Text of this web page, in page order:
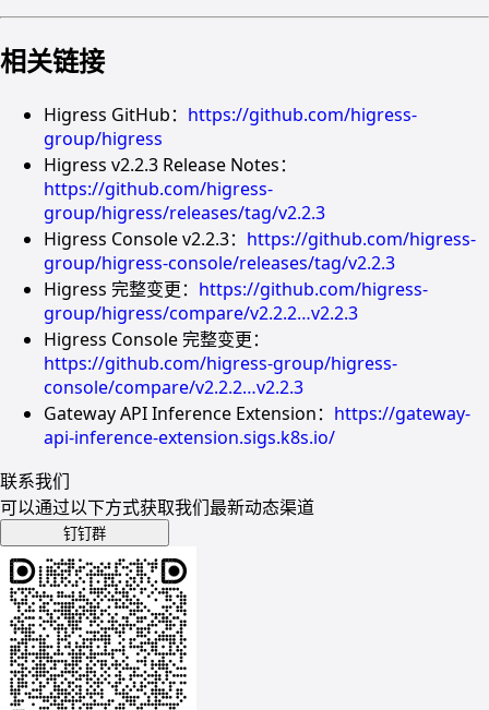
相关链接
Higress GitHub： https://github.com/higress-
group/higress
Higress v2.2.3 Release Notes：
https://github.com/higress-
group/higress/releases/tag/v2.2.3
Higress Console v2.2.3： https://github.com/higress-
group/higress-console/releases/tag/v2.2.3
Higress 完整变更： https://github.com/higress-
group/higress/compare/v2.2.2…v2.2.3
Higress Console 完整变更：
https://github.com/higress-group/higress-
console/compare/v2.2.2…v2.2.3
Gateway API Inference Extension： https://gateway-
api-inference-extension.sigs.k8s.io/
联系我们
可以通过以下方式获取我们最新动态渠道
钉钉群